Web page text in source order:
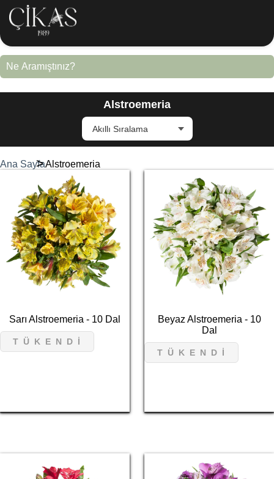
Alstroemeria
Ana SayfaAlstroemeria
Sarı Alstroemeria - 10 Dal
T Ü K E N D İ
Beyaz Alstroemeria - 10
Dal
T Ü K E N D İ